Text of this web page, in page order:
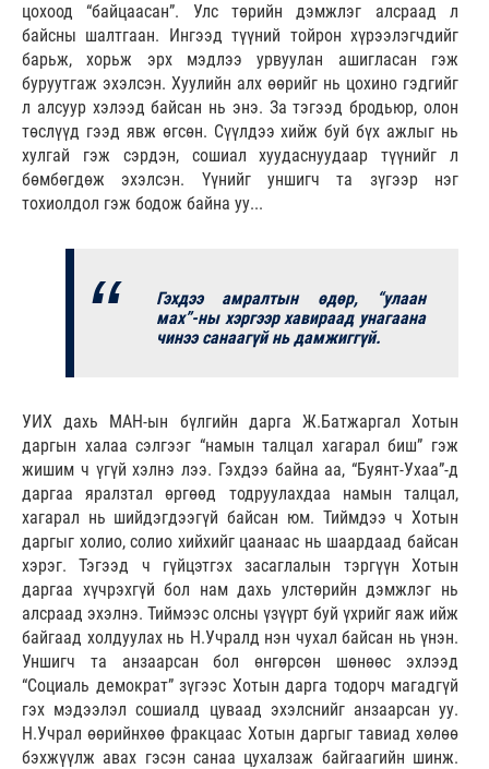
цохоод “байцаасан”. Улс төрийн дэмжлэг алсраад л
байсны шалтгаан. Ингээд түүний тойрон хүрээлэгчдийг
барьж, хорьж эрх мэдлээ урвуулан ашигласан гэж
буруутгаж эхэлсэн. Хуулийн алх өөрийг нь цохино гэдгийг
л алсуур хэлээд байсан нь энэ. За тэгээд бродьюр, олон
төслүүд гээд явж өгсөн. Сүүлдээ хийж буй бүх ажлыг нь
хулгай гэж сэрдэн, сошиал хуудаснуудаар түүнийг л
бөмбөгдөж эхэлсэн. Үүнийг уншигч та зүгээр нэг
тохиолдол гэж бодож байна уу...
Гэхдээ амралтын өдөр, “улаан
мах”-ны хэргээр хавираад унагаана
чинээ санаагүй нь дамжиггүй.
УИХ дахь МАН-ын бүлгийн дарга Ж.Батжаргал Хотын
даргын халаа сэлгээг “намын талцал хагарал биш” гэж
жишим ч үгүй хэлнэ лээ. Гэхдээ байна аа, “Буянт-Ухаа”-д
даргаа яралзтал өргөөд тодруулахдаа намын талцал,
хагарал нь шийдэгдээгүй байсан юм. Тиймдээ ч Хотын
даргыг холио, солио хийхийг цаанаас нь шаардаад байсан
хэрэг. Тэгээд ч гүйцэтгэх засаглалын тэргүүн Хотын
даргаа хүчрэхгүй бол нам дахь улстөрийн дэмжлэг нь
алсраад эхэлнэ. Тиймээс олсны үзүүрт буй үхрийг яаж ийж
байгаад холдуулах нь Н.Учралд нэн чухал байсан нь үнэн.
Уншигч та анзаарсан бол өнгөрсөн шөнөөс эхлээд
“Социаль демократ” зүгээс Хотын дарга тодорч магадгүй
гэх мэдээлэл сошиалд цуваад эхэлснийг анзаарсан уу.
Н.Учрал өөрийнхөө фракцаас Хотын даргыг тавиад хөлөө
бэхжүүлж авах гэсэн санаа цухалзаж байгаагийн шинж.